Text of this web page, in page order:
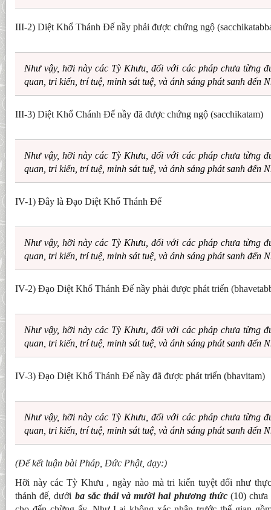
III-2) Diệt Khổ Thánh Ðế nầy phải được chứng ngộ
Như vậy, hỡi này các Tỳ Khưu, đối với các pháp chưa từng
quan, tri kiến, trí tuệ, minh sát tuệ, và ánh sáng phát sanh đến
III-3) Diệt Khổ Chánh Ðế nầy đã được chứng ngộ (sacchikatam)
Như vậy, hỡi này các Tỳ Khưu, đối với các pháp chưa từng
quan, tri kiến, trí tuệ, minh sát tuệ, và ánh sáng phát sanh đến
IV-1) Ðây là Ðạo Diệt Khổ Thánh Ðế
Như vậy, hỡi này các Tỳ Khưu, đối với các pháp chưa từng
quan, tri kiến, trí tuệ, minh sát tuệ, và ánh sáng phát sanh đến
IV-2) Ðạo Diệt Khổ Thánh Ðế nầy phải được phát triển
Như vậy, hỡi này các Tỳ Khưu, đối với các pháp chưa từng
quan, tri kiến, trí tuệ, minh sát tuệ, và ánh sáng phát sanh đến
IV-3) Ðạo Diệt Khổ Thánh Ðế nầy đã được phát triển (bhavitam)
Như vậy, hỡi này các Tỳ Khưu, đối với các pháp chưa từng
quan, tri kiến, trí tuệ, minh sát tuệ, và ánh sáng phát sanh đến
(Ðể kết luận bài Pháp, Ðức Phật, dạy:)
Hỡi này các Tỳ Khưu , ngày nào mà tri kiến tuyệt đối như
thánh đế, dưới ba sắc thái và mười hai phương thức(10) chưa